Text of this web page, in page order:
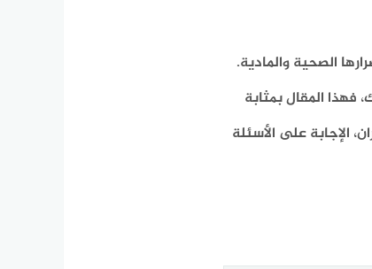
الصحية والمادية.
المقال بمثابة
الإجابة على الأسئلة